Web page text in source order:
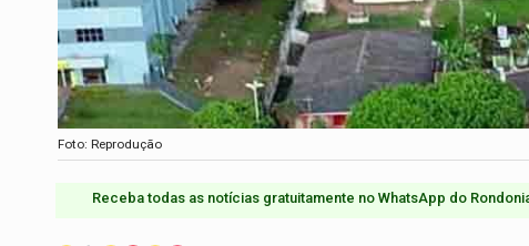
Foto: Reprodução
Receba todas as notícias gratuitamente no WhatsApp do